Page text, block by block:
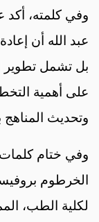
وفي كلمته، أكد
عبد الله أن
بل تشمل تطوير
على أهمية
وتحديث
وفي ختام
الخرطوم
لكلية الطب،